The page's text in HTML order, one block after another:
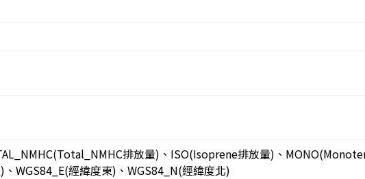
排放量)、ISO(Isoprene排放量)、
WGS84_E(經緯度東)、WGS84_N(經緯度北)